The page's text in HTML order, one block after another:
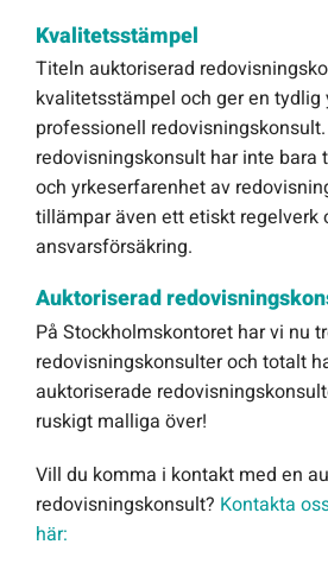
Kvalitetsstämpel
Titeln auktoriserad
kvalitetsstämpel och ger en
professionell
redovisningskonsult har inte bara
och yrkeserfarenhet av
tillämpar även ett etiskt regelverk
ansvarsförsäkring.
Auktoriserad
På Stockholmskontoret har vi nu
redovisningskonsulter och totalt
auktoriserade
ruskigt malliga över!
Vill du komma i kontakt med en
redovisningskonsult? Kontakta
här: